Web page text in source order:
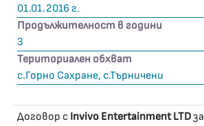
01.01.2016 г.
Продължителност в години
3
Териториален обхват
с.Горно Сахране, с.Търничени
Договор с Invivo Entertainment LTDза